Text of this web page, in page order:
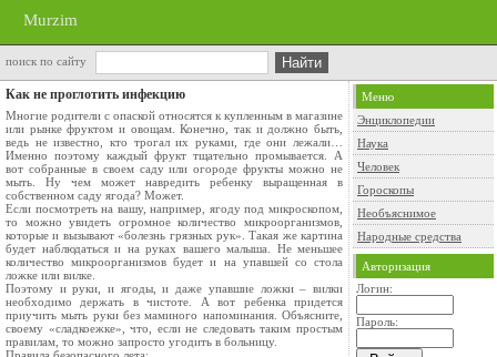
Murzim
поиск по сайту
Как не проглотить инфекцию
Многие родители с опаской относятся к купленным в магазине
или рынке фруктом и овощам. Конечно, так и должно быть,
ведь не известно, кто трогал их руками, где они лежали…
Именно поэтому каждый фрукт тщательно промывается. А
вот собранные в своем саду или огороде фрукты можно не
мыть. Ну чем может навредить ребенку выращенная в
собственном саду ягода? Может.
Если посмотреть на вашу, например, ягоду под микроскопом,
то можно увидеть огромное количество микроорганизмов,
которые и вызывают «болезнь грязных рук». Такая же картина
будет наблюдаться и на руках вашего малыша. Не меньшее
количество микроорганизмов будет и на упавшей со стола
ложке или вилке.
Поэтому и руки, и ягоды, и даже упавшие ложки – вилки
необходимо держать в чистоте. А вот ребенка придется
приучить мыть руки без маминого напоминания. Объясните,
своему «сладкоежке», что, если не следовать таким простым
правилам, то можно запросто угодить в больницу.
Меню
Энциклопедии
Наука
Человек
Гороскопы
Необъяснимое
Народные средства
Авторизация
Логин:
Пароль: